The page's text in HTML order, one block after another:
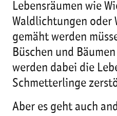
Lebensräumen wie
Waldlichtungen oder
gemäht werden
Büschen und
werden dabei die
Schmetterlinge
Aber es geht auch